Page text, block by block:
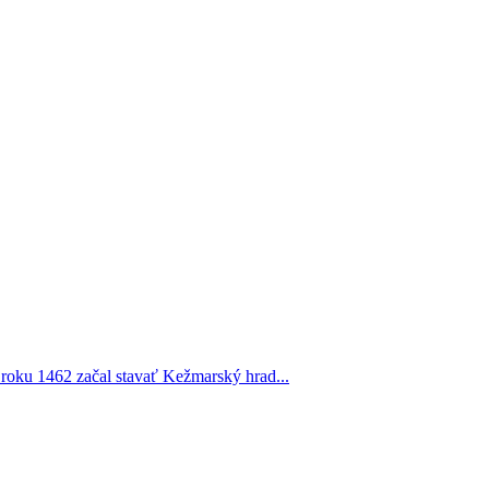
1462 začal stavať Kežmarský hrad...